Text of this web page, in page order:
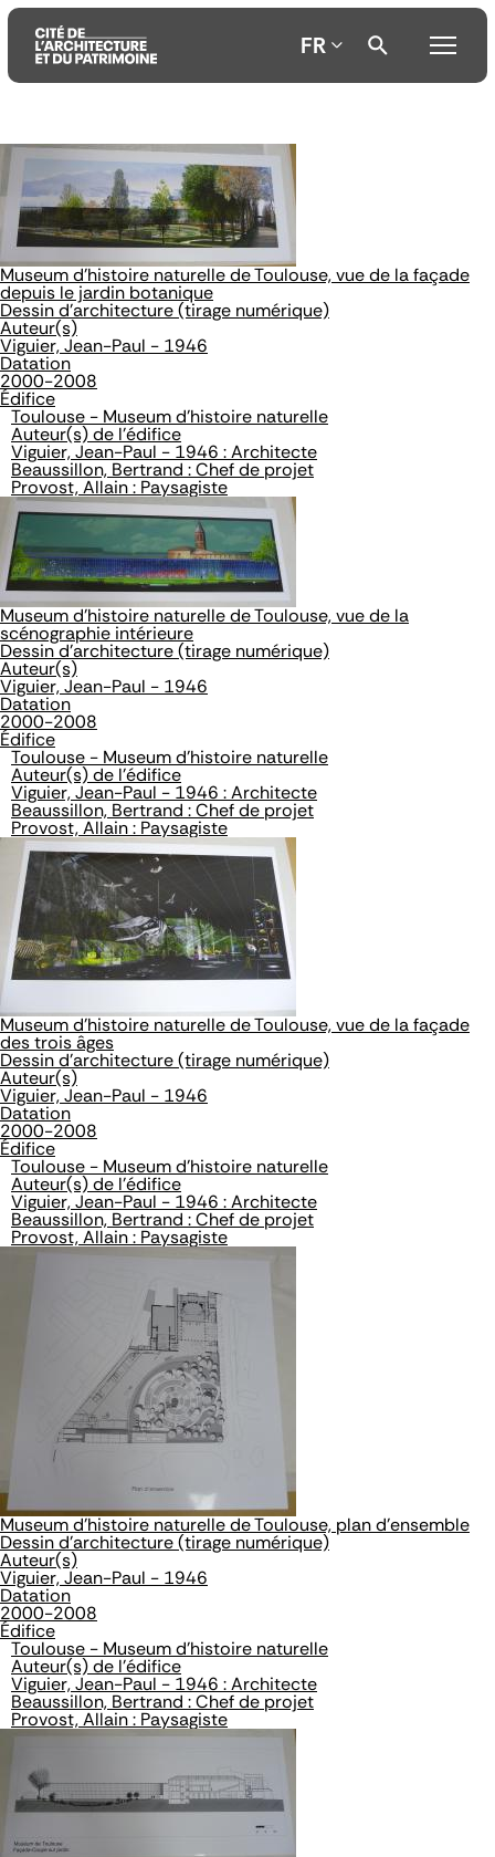
Aller
au
contenu
principal
Aller
au
menu
principal
Aller
à
la
recherche
FR
Museum d'histoire naturelle de Toulouse, vue de la façade
depuis le jardin botanique
Dessin d'architecture (tirage numérique)
Auteur(s)
Viguier, Jean-Paul - 1946
Datation
2000-2008
Édifice
Toulouse - Museum d'histoire naturelle
Auteur(s) de l'édifice
Viguier, Jean-Paul - 1946 : Architecte
Beaussillon, Bertrand : Chef de projet
Provost, Allain : Paysagiste
Museum d'histoire naturelle de Toulouse, vue de la
scénographie intérieure
Dessin d'architecture (tirage numérique)
Auteur(s)
Viguier, Jean-Paul - 1946
Datation
2000-2008
Édifice
Toulouse - Museum d'histoire naturelle
Auteur(s) de l'édifice
Viguier, Jean-Paul - 1946 : Architecte
Beaussillon, Bertrand : Chef de projet
Provost, Allain : Paysagiste
Museum d'histoire naturelle de Toulouse, vue de la façade
des trois âges
Dessin d'architecture (tirage numérique)
Auteur(s)
Viguier, Jean-Paul - 1946
Datation
2000-2008
Édifice
Toulouse - Museum d'histoire naturelle
Auteur(s) de l'édifice
Viguier, Jean-Paul - 1946 : Architecte
Beaussillon, Bertrand : Chef de projet
Provost, Allain : Paysagiste
Museum d'histoire naturelle de Toulouse, plan d'ensemble
Dessin d'architecture (tirage numérique)
Auteur(s)
Viguier, Jean-Paul - 1946
Datation
2000-2008
Édifice
Toulouse - Museum d'histoire naturelle
Auteur(s) de l'édifice
Viguier, Jean-Paul - 1946 : Architecte
Beaussillon, Bertrand : Chef de projet
Provost, Allain : Paysagiste